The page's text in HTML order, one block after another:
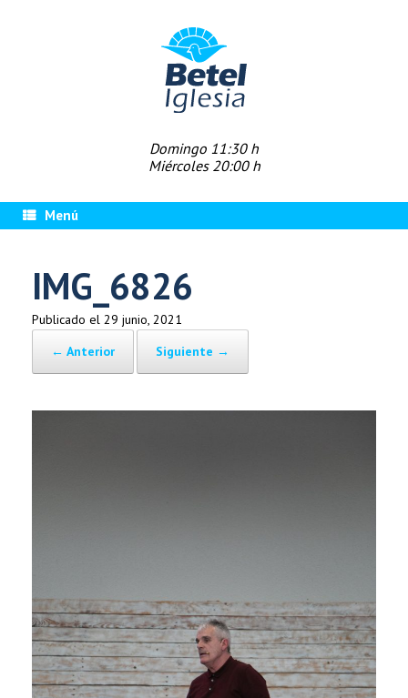
Domingo 11:30 h
Miércoles 20:00 h
Menú
IMG_6826
Publicado el 29 junio, 2021
← Anterior
Siguiente →